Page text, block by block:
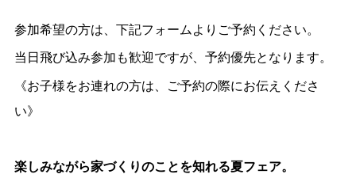
参加希望の方は、下記フォームよりご予約ください。
当日飛び込み参加も歓迎ですが、予約優先となります。
《お子様をお連れの方は、ご予約の際にお伝えくださ
い》
楽しみながら家づくりのことを知れる夏フェア。